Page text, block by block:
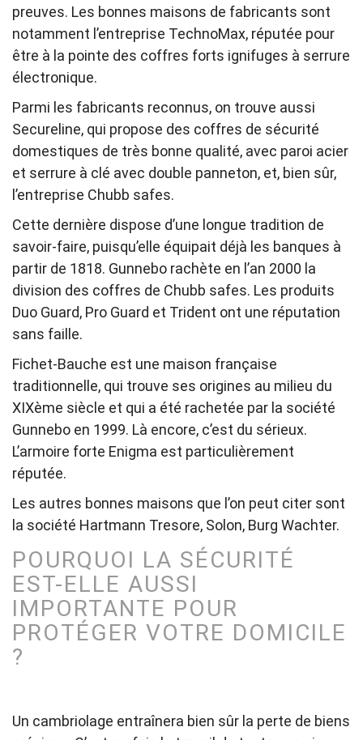
preuves. Les bonnes maisons de fabricants sont
notamment l’entreprise TechnoMax, réputée pour
être à la pointe des coffres forts ignifuges à serrure
électronique.
Parmi les fabricants reconnus, on trouve aussi
Secureline, qui propose des coffres de sécurité
domestiques de très bonne qualité, avec paroi acier
et serrure à clé avec double panneton, et, bien sûr,
l’entreprise Chubb safes.
Cette dernière dispose d’une longue tradition de
savoir-faire, puisqu’elle équipait déjà les banques à
partir de 1818. Gunnebo rachète en l’an 2000 la
division des coffres de Chubb safes. Les produits
Duo Guard, Pro Guard et Trident ont une réputation
sans faille.
Fichet-Bauche est une maison française
traditionnelle, qui trouve ses origines au milieu du
XIXème siècle et qui a été rachetée par la société
Gunnebo en 1999. Là encore, c’est du sérieux.
L’armoire forte Enigma est particulièrement
réputée.
Les autres bonnes maisons que l’on peut citer sont
la société Hartmann Tresore, Solon, Burg Wachter.
POURQUOI LA SÉCURITÉ
EST-ELLE AUSSI
IMPORTANTE POUR
PROTÉGER VOTRE DOMICILE
?
Un cambriolage entraînera bien sûr la perte de biens